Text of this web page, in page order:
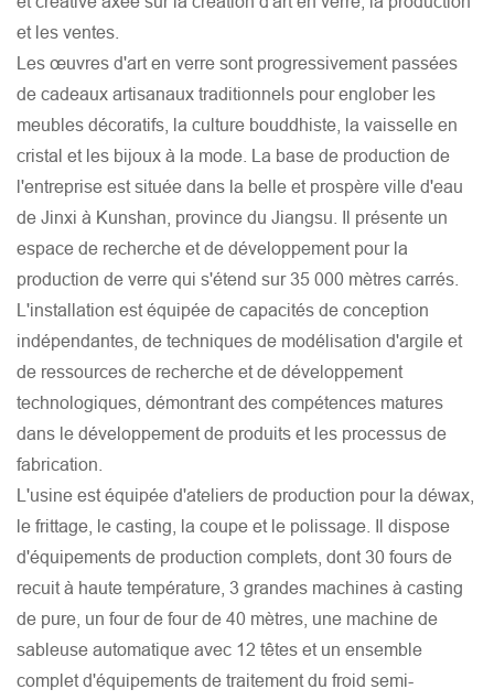
angles.
Spécifications de taille
Prenant pleinement compte des besoins des différents
consommateurs, nos anneaux offrent une variété de tailles de
main, de délicate et de petite à grande et large, pour s'assurer
cristal coupé unique soit parfaitement correspond parfaitement
à votre forme et devient un accessoire puissant pour vous pour
montrer votre personnalité et votre goût.
et les ventes.
Les œuvres d'art en verre sont progressivement passées
de cadeaux artisanaux traditionnels pour englober les
meubles décoratifs, la culture bouddhiste, la vaisselle en
cristal et les bijoux à la mode. La base de production de
l'entreprise est située dans la belle et prospère ville d'eau
de Jinxi à Kunshan, province du Jiangsu. Il présente un
espace de recherche et de développement pour la
production de verre qui s'étend sur 35 000 mètres carrés.
L'installation est équipée de capacités de conception
indépendantes, de techniques de modélisation d'argile et
de ressources de recherche et de développement
technologiques, démontrant des compétences matures
dans le développement de produits et les processus de
fabrication.
L'usine est équipée d'ateliers de production pour la déwax,
le frittage, le casting, la coupe et le polissage. Il dispose
d'équipements de production complets, dont 30 fours de
recuit à haute température, 3 grandes machines à casting
de pure, un four de four de 40 mètres, une machine de
sableuse automatique avec 12 têtes et un ensemble
complet d'équipements de traitement du froid semi-